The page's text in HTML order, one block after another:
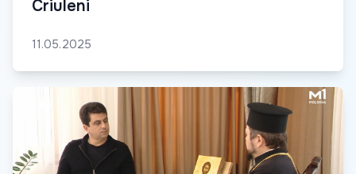
Criuleni
11.05.2025